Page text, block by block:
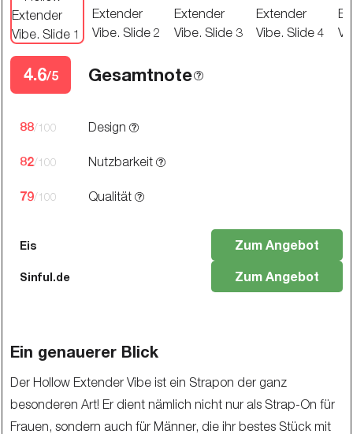
4.6/5 Gesamtnote
88/100 Design
82/100 Nutzbarkeit
79/100 Qualität
Eis Zum Angebot
Sinful.de Zum Angebot
Ein genauerer Blick
Der Hollow Extender Vibe ist ein Strapon der ganz
besonderen Art! Er dient nämlich nicht nur als Strap-On für
Frauen, sondern auch für Männer, die ihr bestes Stück mit